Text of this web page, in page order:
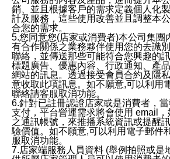
銷、並且根據客戶的需求定義個人化
計及服務，這些使用改善並且調整本
合您的需求。
5.您同意您(店家或消費者)本公司集團
有合作關係之業務夥伴使用您的去識
聯絡，並傳送那些可能符合您興趣的
標題廣告、優惠內容、行政通知、產
網站的訊息。透過接受會員合約及隱
意收取此項訊息。如不願意,可以利用
聯絡請客服取消功能。
6.針對已註冊認證店家或是消費者，
支付，平台營運需求將會使用 email
之通訊帳號，來推播系統資訊或提醒
驗價值。如不願意,可以利用電子郵件
服取消功能。
7.店家端服務人員資料 (舉例拍照或是